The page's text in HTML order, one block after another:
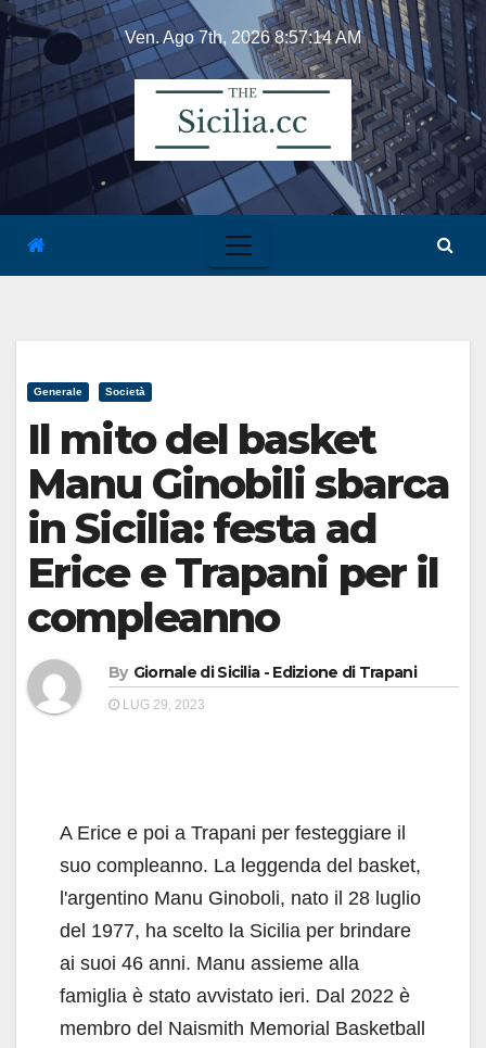
Skip
content
Ven. Ago 7th, 20268:57:14 AM
Generale Società
Il mito del basket
Manu Ginobili sbarca
in Sicilia: festa ad
Erice e Trapani per il
compleanno
By Giornale di Sicilia - Edizione di Trapani
LUG 29, 2023
A Erice e poi a Trapani per festeggiare il
suo compleanno. La leggenda del basket,
l'argentino Manu Ginoboli, nato il 28 luglio
del 1977, ha scelto la Sicilia per brindare
ai suoi 46 anni. Manu assieme alla
famiglia è stato avvistato ieri. Dal 2022 è
membro del Naismith Memorial Basketball